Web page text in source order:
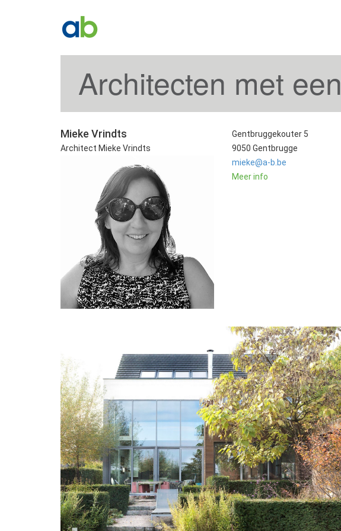
Architecten met een
Mieke Vrindts
Architect Mieke Vrindts
Gentbruggekouter 5
9050 Gentbrugge
mieke@a-b.be
Meer info